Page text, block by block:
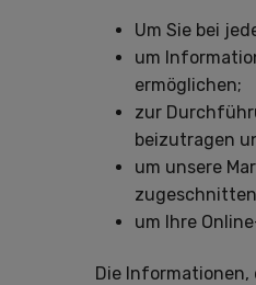
Um Sie bei
um
ermöglichen;
zur
beizutragen
um unsere
um Ihre
Die Informationen,